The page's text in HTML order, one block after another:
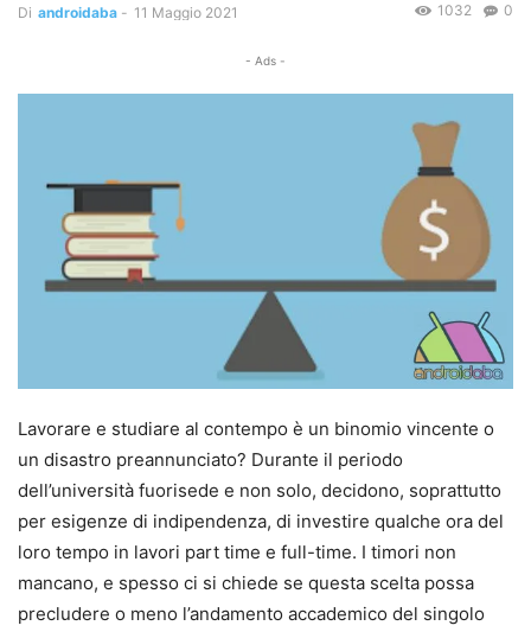
Di androidaba - 11 Maggio 2021 0
1032
- Ads -
Lavorare e studiare al contempo è un binomio vincente o
un disastro preannunciato? Durante il periodo
dell’università fuorisede e non solo, decidono, soprattutto
per esigenze di indipendenza, di investire qualche ora del
loro tempo in lavori part time e full-time. I timori non
mancano, e spesso ci si chiede se questa scelta possa
precludere o meno l’andamento accademico del singolo